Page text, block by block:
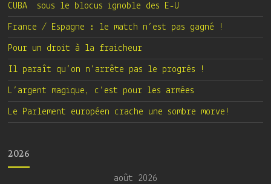
CUBA sous le blocus ignoble des E-U
France / Espagne : le match n’est pas gagné !
Pour un droit à la fraicheur
Il paraît qu’on n’arrête pas le progrès !
L’argent magique, c’est pour les armées
Le Parlement européen crache une sombre morve!
2026
août 2026